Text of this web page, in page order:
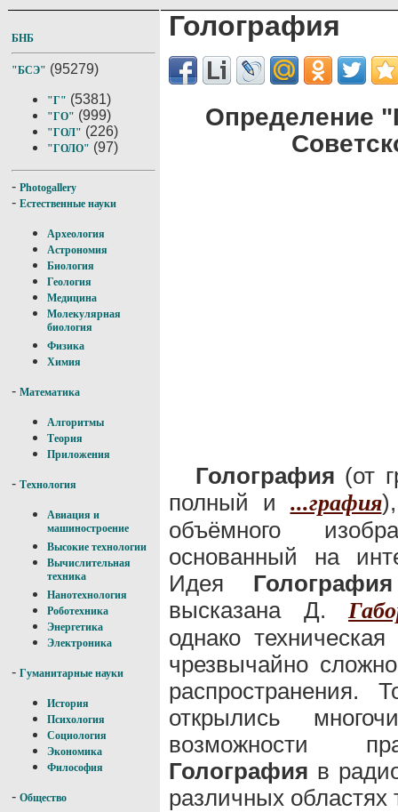
БНБ
"БСЭ" (95279)
"Г" (5381)
"ГО" (999)
"ГОЛ" (226)
"ГОЛО" (97)
- Photogallery
- Естественные науки
Археология
Астрономия
Биология
Геология
Медицина
Молекулярная
биология
Физика
Химия
- Математика
Алгоритмы
Теория
Приложения
- Технология
Авиация и
машиностроение
Высокие технологии
Вычислительная
техника
Нанотехнология
Роботехника
Энергетика
Электроника
- Гуманитарные науки
История
Психология
Социология
Экономика
Философия
- Общество
Голография
Определение
Голография (от
полный и ...графия
объёмного
основанный на
Идея Голография
высказана Д.
однако
чрезвычайно
распространения.
открылись
возможности
Голография в
различных областях